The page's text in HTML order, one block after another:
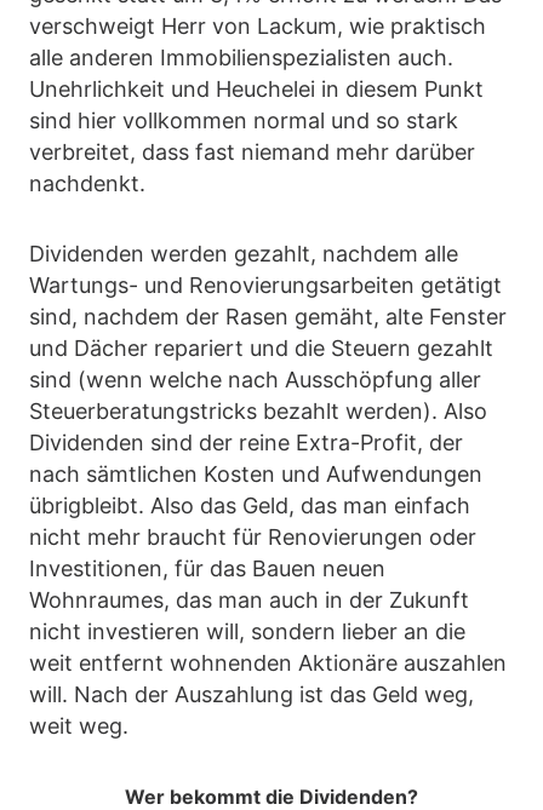
verschweigt Herr von Lackum, wie praktisch
alle anderen Immobilienspezialisten auch.
Unehrlichkeit und Heuchelei in diesem Punkt
sind hier vollkommen normal und so stark
verbreitet, dass fast niemand mehr darüber
nachdenkt.
Dividenden werden gezahlt, nachdem alle
Wartungs- und Renovierungsarbeiten getätigt
sind, nachdem der Rasen gemäht, alte Fenster
und Dächer repariert und die Steuern gezahlt
sind (wenn welche nach Ausschöpfung aller
Steuerberatungstricks bezahlt werden). Also
Dividenden sind der reine Extra-Profit, der
nach sämtlichen Kosten und Aufwendungen
übrigbleibt. Also das Geld, das man einfach
nicht mehr braucht für Renovierungen oder
Investitionen, für das Bauen neuen
Wohnraumes, das man auch in der Zukunft
nicht investieren will, sondern lieber an die
weit entfernt wohnenden Aktionäre auszahlen
will. Nach der Auszahlung ist das Geld weg,
weit weg.
Wer bekommt die Dividenden?